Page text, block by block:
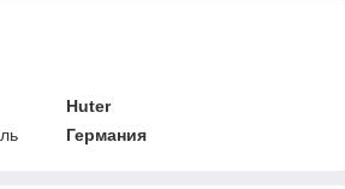
Huter
Германия